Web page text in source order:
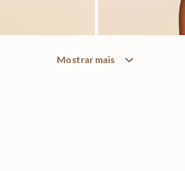
Mostrar mais